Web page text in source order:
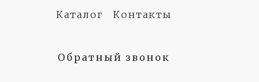
Каталог
Контакты
Обратный звонок